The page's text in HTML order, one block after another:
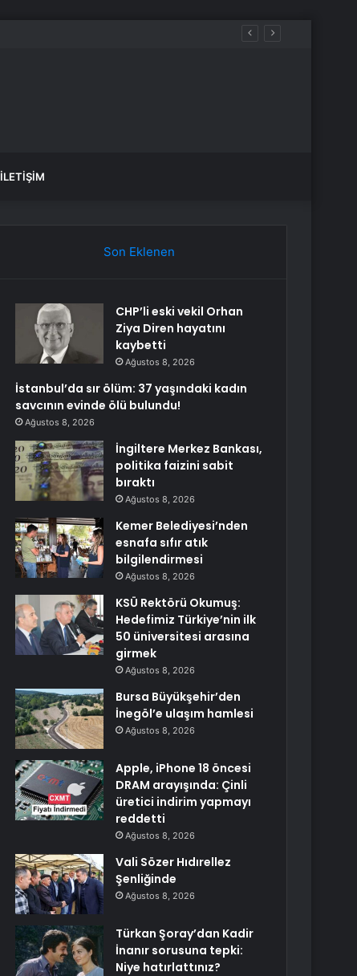
İLETIŞIM
Son Eklenen
CHP’li eski vekil Orhan
Ziya Diren hayatını
kaybetti
Ağustos 8, 2026
İstanbul’da sır ölüm: 37 yaşındaki kadın
savcının evinde ölü bulundu!
Ağustos 8, 2026
İngiltere Merkez Bankası,
politika faizini sabit
bıraktı
Ağustos 8, 2026
Kemer Belediyesi’nden
esnafa sıfır atık
bilgilendirmesi
Ağustos 8, 2026
KSÜ Rektörü Okumuş:
Hedefimiz Türkiye’nin ilk
50 üniversitesi arasına
girmek
Ağustos 8, 2026
Bursa Büyükşehir’den
İnegöl’e ulaşım hamlesi
Ağustos 8, 2026
Apple, iPhone 18 öncesi
DRAM arayışında: Çinli
üretici indirim yapmayı
reddetti
Ağustos 8, 2026
Vali Sözer Hıdırellez
Şenliğinde
Ağustos 8, 2026
Türkan Şoray’dan Kadir
İnanır sorusuna tepki:
Niye hatırlattınız?